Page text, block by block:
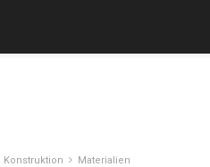
Konstruktion Materialien